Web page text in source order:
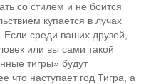
со стилем и не боится
купается в лучах
среди ваших друзей,
или вы сами такой
тигры» будут
что наступает год Тигра, а